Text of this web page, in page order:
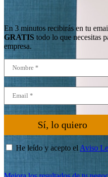
En 3 minutos recibirás en tu
GRATIS todo lo que necesitas
empresa.
Sí, lo quiero
He leído y acepto el Aviso